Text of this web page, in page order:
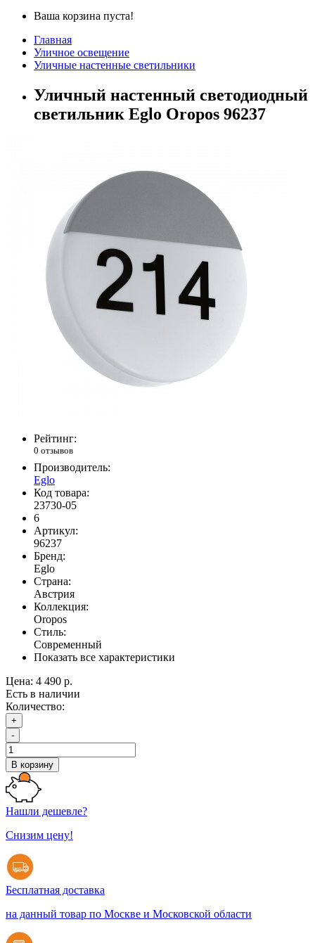
Ваша корзина пуста!
Главная
Уличное освещение
Уличные настенные светильники
Уличный настенный светодиодный
светильник Eglo Oropos 96237
Рейтинг:
0 отзывов
Производитель:
Eglo
Код товара:
23730-05
6
Артикул:
96237
Бренд:
Eglo
Страна:
Австрия
Коллекция:
Oropos
Стиль:
Современный
Показать все характеристики
Цена: 4 490 р.
Есть в наличии
Количество:
+
-
В корзину
Нашли дешевле?
Снизим цену!
Бесплатная доставка
на данный товар по Москве и Московской области